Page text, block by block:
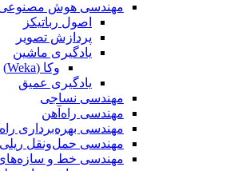
مهندسی هوش
اصول رباتیکز
پردازش تصویر
یادگیری ماشین
وکا (Weka)
یادگیری عمیق
مهندسی نساجی
مهندسی راه‌آهن
مهندسی بهره‌برداری
مهندسی حمل‌ونقل ریلی
مهندسی خط و